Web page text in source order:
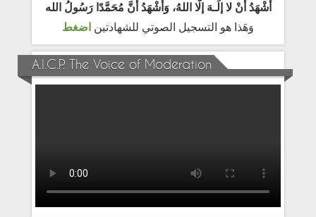
أَشْهَدُ أَنْ لا إلَـهَ إلَّا اللهُ، وَأَشْهَدُ أَنَّ مُحَمَّدًا رَسُولُ الله
وَهَذا هو التسجيل الصوتي للشهادتين اضغط
A.I.C.P. The Voice of Moderation